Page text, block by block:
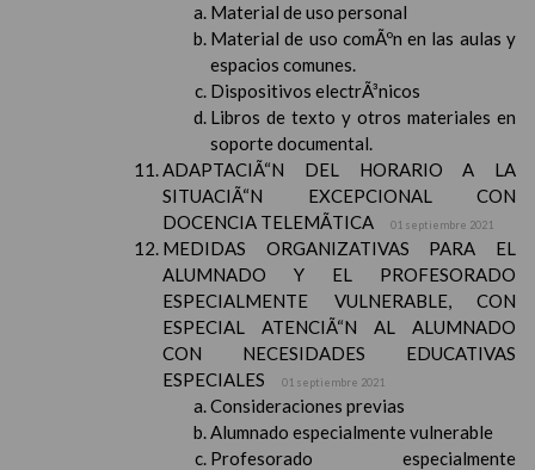
Material de uso personal
Material de uso comÃºn en las aulas y
espacios comunes.
Dispositivos electrÃ³nicos
Libros de texto y otros materiales en
soporte documental.
ADAPTACIÃ“N DEL HORARIO A LA
SITUACIÃ“N EXCEPCIONAL CON
DOCENCIA TELEMÃTICA
01 septiembre 2021
MEDIDAS ORGANIZATIVAS PARA EL
ALUMNADO Y EL PROFESORADO
ESPECIALMENTE VULNERABLE, CON
ESPECIAL ATENCIÃ“N AL ALUMNADO
CON NECESIDADES EDUCATIVAS
ESPECIALES
01 septiembre 2021
Consideraciones previas
Alumnado especialmente vulnerable
Profesorado especialmente